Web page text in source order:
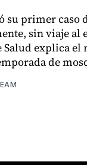
primer caso
sin viaje al
explica el
de